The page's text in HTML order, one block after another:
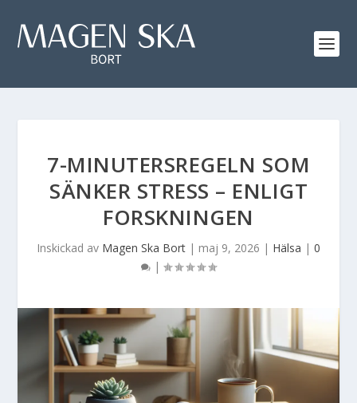
7-MINUTERSREGELN SOM
SÄNKER STRESS – ENLIGT
FORSKNINGEN
Inskickad av Magen Ska Bort | maj 9, 2026 | Hälsa | 0
|